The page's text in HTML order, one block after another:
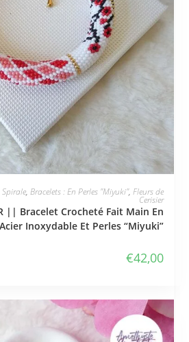
JE L'ADOPTE
, Bracelets : En Perles "Miyuki", Fleurs de
Cerisier
|| Bracelet Crocheté Fait Main En
Acier Inoxydable Et Perles “Miyuki”
€42,00